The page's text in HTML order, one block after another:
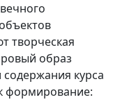
творческая
образ
курса
формирование: